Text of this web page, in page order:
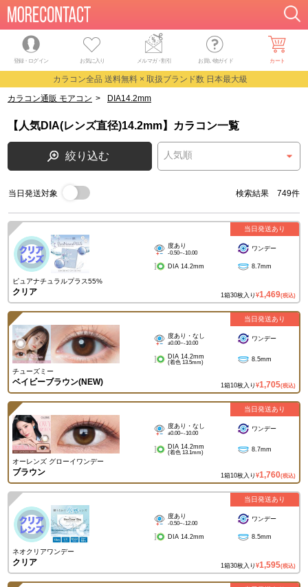
登録・ログイン お気に入り メルマガ・割引 お買い物ガイド カート
カラコン全品 送料無料 × 取扱ブランド数 日本最大級
カラコン通販 モアコン > DIA14.2mm
【人気DIA(レンズ直径)14.2mm】カラコン一覧
絞り込む
当日発送対象 検索結果 749件
ピュアナチュラルプラス55%
クリア
度あり
-0.50~-10.00
ワンデー
DIA 14.2mm 8.7mm
1箱30枚入り ¥1,469(税込)
当日発送あり
チューズミー
ベイビーブラウン(NEW)
度あり・なし
±0.00~-10.00
ワンデー
DIA 14.2mm
(着色 13.5mm) 8.5mm
1箱10枚入り ¥1,705(税込)
当日発送あり
オーレンズ グローイワンデー
ブラウン
度あり・なし
±0.00~-10.00
ワンデー
DIA 14.2mm
(着色 13.1mm) 8.7mm
1箱10枚入り ¥1,760(税込)
当日発送あり
ネオクリアワンデー
クリア
度あり
-0.50~-12.00
ワンデー
DIA 14.2mm 8.5mm
1箱30枚入り ¥1,595(税込)
当日発送あり